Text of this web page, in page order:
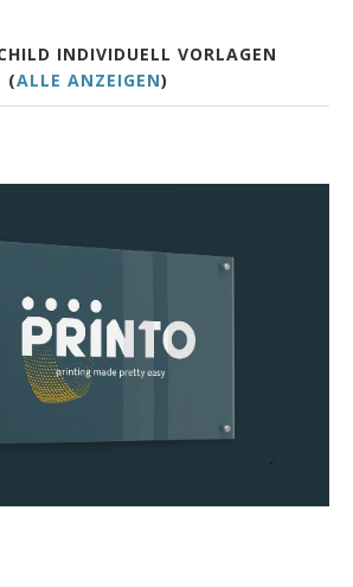
INDIVIDUELL VORLAGEN
(ALLE ANZEIGEN)